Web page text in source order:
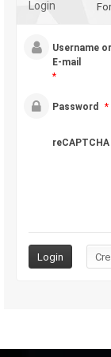
Login
Username or
E-mail
*
Password *
reCAPTCHA